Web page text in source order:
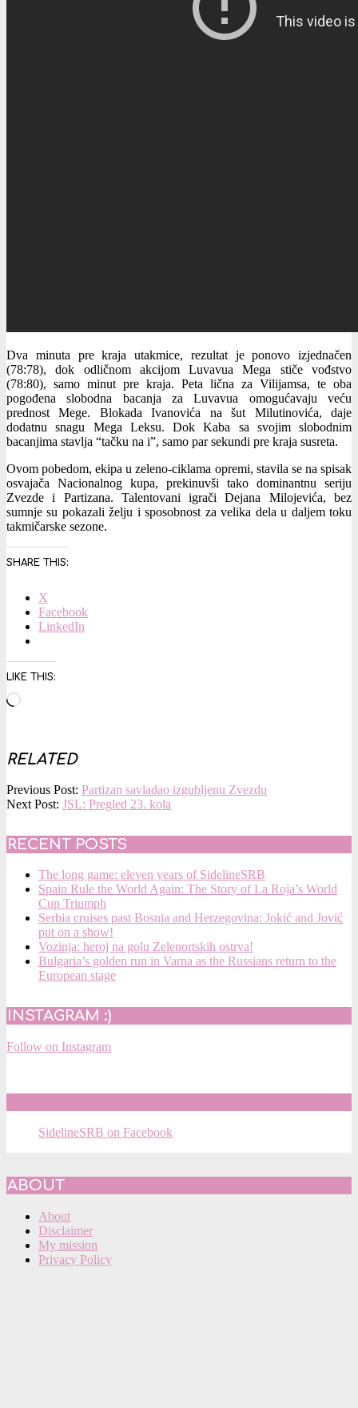
Dva minuta pre kraja utakmice, rezultat je ponovo izjednačen
(78:78), dok odličnom akcijom Luvavua Mega stiče vođstvo
(78:80), samo minut pre kraja. Peta lična za Vilijamsa, te oba
pogođena slobodna bacanja za Luvavua omogućavaju veću
prednost Mege. Blokada Ivanovića na šut Milutinovića, daje
dodatnu snagu Mega Leksu. Dok Kaba sa svojim slobodnim
bacanjima stavlja “tačku na i”, samo par sekundi pre kraja susreta.
Ovom pobedom, ekipa u zeleno-ciklama opremi, stavila se na spisak
osvajača Nacionalnog kupa, prekinuvši tako dominantnu seriju
Zvezde i Partizana. Talentovani igrači Dejana Milojevića, bez
sumnje su pokazali želju i sposobnost za velika dela u daljem toku
takmičarske sezone.
SHARE THIS:
X
Facebook
LinkedIn
LIKE THIS:
Loading…
RELATED
2016-
02-
Previous Post: Partizan savladao izgubljenu Zvezdu
Next Post: JSL: Pregled 23. kola
RECENT POSTS
The long game: eleven years of SidelineSRB
Spain Rule the World Again: The Story of La Roja’s World
Cup Triumph
Serbia cruises past Bosnia and Herzegovina: Jokić and Jović
put on a show!
Vozinja: heroj na golu Zelenortskih ostrva!
Bulgaria’s golden run in Varna as the Russians return to the
European stage
INSTAGRAM :)
Follow on Instagram
SidelineSRB on Facebook
ABOUT
About
Disclaimer
My mission
Privacy Policy